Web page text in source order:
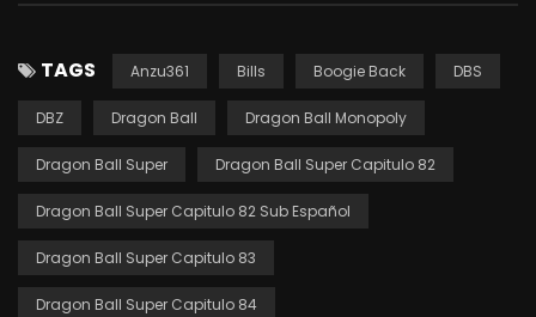
TAGS Anzu361 Bills Boogie Back DBS
DBZ Dragon Ball Dragon Ball Monopoly
Dragon Ball Super Dragon Ball Super Capitulo 82
Dragon Ball Super Capitulo 82 Sub Español
Dragon Ball Super Capitulo 83
Dragon Ball Super Capitulo 84